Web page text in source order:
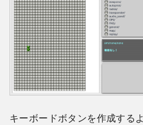
キーボードボタンを作成する